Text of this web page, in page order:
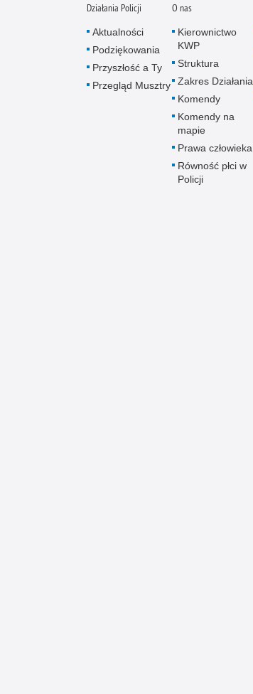
Działania Policji
Aktualności
Podziękowania
Przyszłość a Ty
Przegląd Musztry
O nas
Kierownictwo
KWP
Struktura
Zakres Działania
Komendy
Komendy na
mapie
Prawa człowieka
Równość płci w
Policji